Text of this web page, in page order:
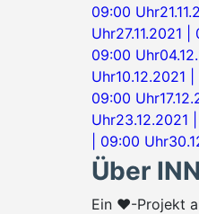
09:00 Uhr
Uhr27.11.2021
09:00 Uhr
Uhr10.12.2021
09:00 Uhr
Uhr23.12.2021
| 09:00 Uhr
Über
Ein ♥-Projekt